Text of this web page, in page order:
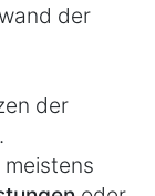
der
der